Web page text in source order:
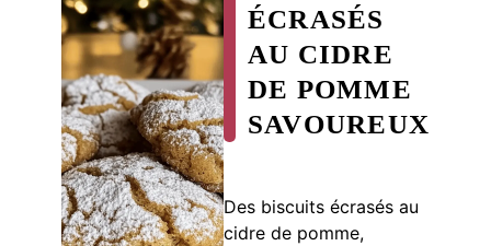
ÉCRASÉS
AU CIDRE
DE POMME
SAVOUREUX
Des biscuits écrasés au
cidre de pomme,